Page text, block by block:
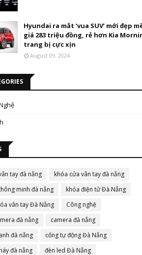
Hyundai ra mắt ‘vua SUV’ mới đẹp
giá 283 triệu đồng, rẻ hơn Kia
trang bị cực xịn
August 09, 2024
tay đà nẵng
khóa cửa vân tay đà nẵng
minh đà nẵng
khóa điện tử Đà Nẵng
vân tay Đà Nẵng
Công nghệ
đà nẵng
camera đà nẵng
đà nẵng
cổng tự động Đà Nẵng
đà nẵng
đèn led Đà Nẵng